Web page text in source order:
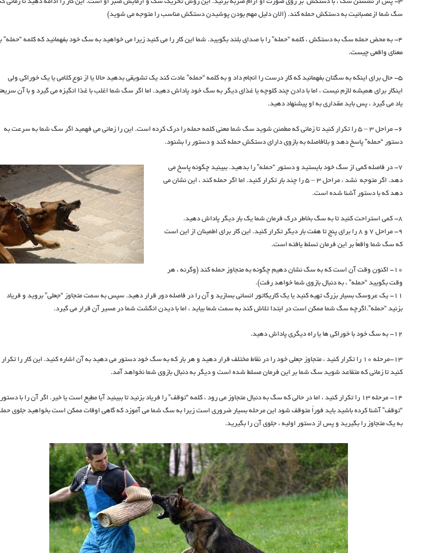
3- پس از نشستن سگ ، با دستکش بر روی صورت او آرام ضربه بزنید. این روش تحریک سگ و آزمایش صبر او است. این کار را ادامه دهید تا زمانی
سگ شما ازعصبانیت به دستکش حمله کند. (الان دلیل مهم بودن پوشیدن دستکش مناسب را متوجه می شوید)
4- به محض حمله سگ به دستکش ، کلمه “حمله” را با صدای بلند بگویید. شما این کار را می کنید زیرا می خواهید به سگ خود بفهمانید که کلمه “حمله”
معنای واقعی چیست.
5- حال برای اینکه به سگتان بفهمانید که کار درست را انجام داد و به کلمه “حمله” عادت کند یک تشویقی بدهید حالا یا از نوع کلامی یا یک خوراکی ولی
اینکار برای همیشه لازم نیست ، اما با دادن چند کلوچه یا غذای دیگر به سگ خود پاداش دهید. اما اگر سگ شما اغلب با غذا انگیزه می گیرد و با آن
یاد می گیرد ، پس باید مقداری به او پیشنهاد دهید.
6- مراحل 3 – 5 را تکرار کنید تا زمانی که مطمئن شوید سگ شما معنی کلمه حمله را درک کرده است. این را زمانی می فهمید اگر سگ شما به سرعت به
دستور “حمله” پاسخ دهد و بلافاصله به بازوی دارای دستکش حمله کند و دستور را بشنود.
7- در فاصله کمی از سگ خود بایستید و دستور “حمله” را بدهید. ببینید چگونه پاسخ می
دهد. اگر متوجه نشد ، مراحل 3 – 5 را چند بار تکرار کنید. اما اگر حمله کند ، این نشان می
دهد که با دستور آشنا شده است.
8- کمی استراحت کنید تا به سگ بخاطر درک فرمان شما یک بار دیگر پاداش دهید.
9- مراحل 7 و 8 را برای پنج تا هفت بار دیگر تکرار کنید. این کار برای اطمینان از این است
که سگ شما واقعاً بر این فرمان تسلط یافته است.
10- اکنون وقت آن است که به سگ نشان دهیم چگونه به متجاوز حمله کند (وگرنه ، هر
وقت بگویید “حمله” ، به دنبال بازوی شما خواهد رفت).
11- یک عروسک بسیار بزرگ تهیه کنید یا یک کاریکاتور انسانی بسازید و آن را در فاصله دور قرار دهید. سپس به سمت متجاوز “جعلی” بروید و فریاد
بزنید “حمله”.اگرچه سگ شما ممکن است در ابتدا تلاش کند به سمت شما بیاید ، اما با دیدن انگشت شما در مسیر آن قرار می گیرد.
12- به سگ خود با خوراکی ها یا راه دیگری پاداش دهید.
13-مرحله 10 را تکرار کنید ، متجاوز جعلی خود را در نقاط مختلف قرار دهید و هر بار که به سگ خود دستور می دهید به آن اشاره کنید. این کار را تکرار
کنید تا زمانی که متقاعد شوید سگ شما بر این فرمان مسلط شده است و دیگر به دنبال بازوی شما نخواهد آمد.
14- مرحله 13 را تکرار کنید ، اما در حالی که سگ به دنبال متجاوز می رود ، کلمه “توقف” را فریاد بزنید تا ببینید آیا مطیع است یا خیر. اگر آن را با دستور
“توقف” آشنا کرده باشید باید فوراً متوقف شود این مرحله بسیار ضروری است زیرا به سگ شما می آموزد که گاهی اوقات ممکن است بخواهید جلوی
به یک متجاوز را بگیرید و پس از دستور اولیه ، جلوی آن را بگیرید.